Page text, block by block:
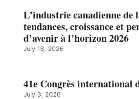
L’industrie canadienne de
tendances, croissance et
d’avenir à l’horizon 2026
July 18, 2026
41e Congrès international
July 3, 2026